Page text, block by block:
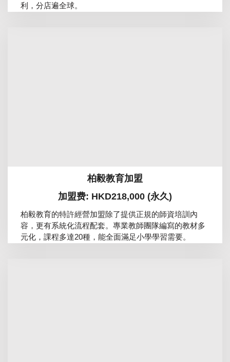
利，分店遍全球。
柏毅教育加盟
加盟费: HKD218,000 (永久)
柏毅教育的特許經營加盟除了提供正規的師資培訓內
容，更有系統化流程配套。專業教師團隊編寫的教材多
元化，課程多達20種，能全面滿足小學學習需要。